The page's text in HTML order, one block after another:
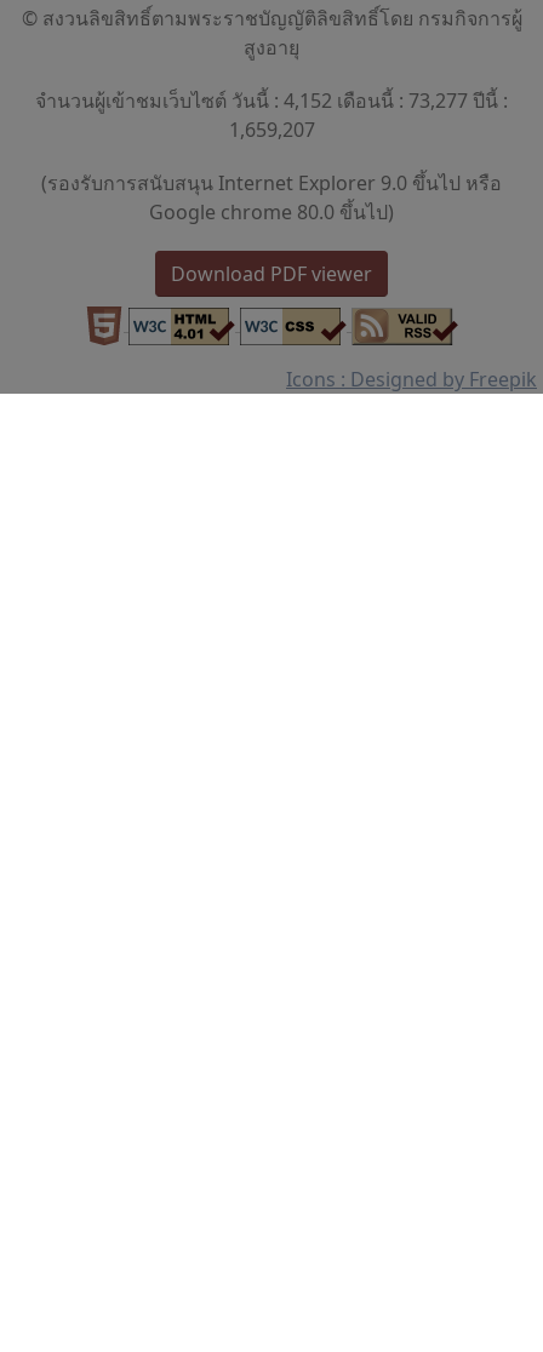
© สงวนลิขสิทธิ์ตามพระราชบัญญัติลิขสิทธิ์โดย กรมกิจการผู้
สูงอายุ
จำนวนผู้เข้าชมเว็บไซต์ วันนี้ : 4,152 เดือนนี้ : 73,277 ปีนี้ :
1,659,207
(รองรับการสนับสนุน Internet Explorer 9.0 ขึ้นไป หรือ
Google chrome 80.0 ขึ้นไป)
Download PDF viewer
Icons : Designed by Freepik